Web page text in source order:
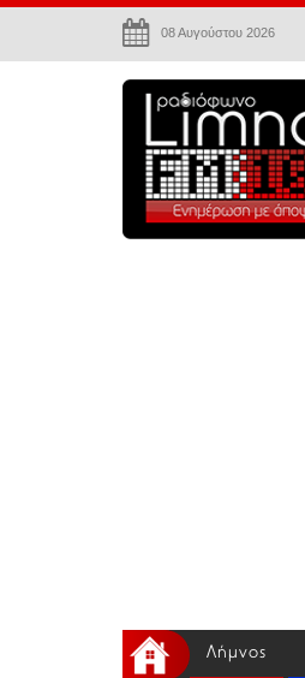
08 Αυγούστου 2026
Λήμνος